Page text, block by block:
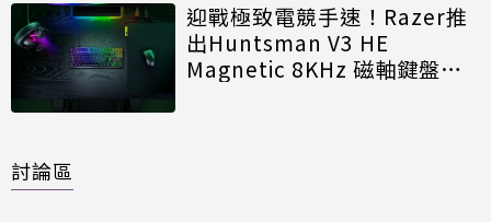
迎戰極致電競手速！Razer推
出Huntsman V3 HE
Magnetic 8KHz 磁軸鍵盤效
討論區